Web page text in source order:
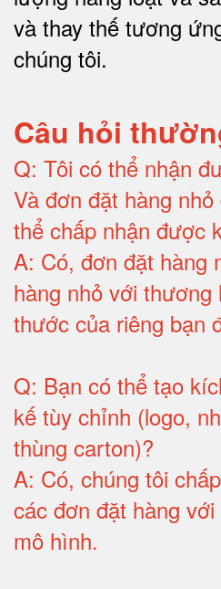
và thay thế tương
chúng tôi.
Câu hỏi
Q: Tôi có thể nhận
Và đơn đặt hàng
thể chấp nhận được
A: Có, đơn đặt hàng
hàng nhỏ với thương
thước của riêng bạn
Q: Bạn có thể tạo
kế tùy chỉnh (logo,
thùng carton)?
A: Có, chúng tôi
các đơn đặt hàng
mô hình.